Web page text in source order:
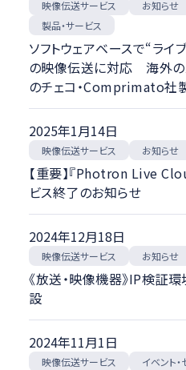
映像伝送サービス お知らせ
製品・サービス
ソフトウェアベースで“ラ
の映像伝送に対応 海外
のチェコ・Comprimato社
2025年1月14日
映像伝送サービス お知らせ
【重要】『Photron Live
ビス終了のお知らせ
2024年12月18日
映像伝送サービス お知らせ
《放送・映像機器》IP検証環
設
2024年11月1日
映像伝送サービス イベント・